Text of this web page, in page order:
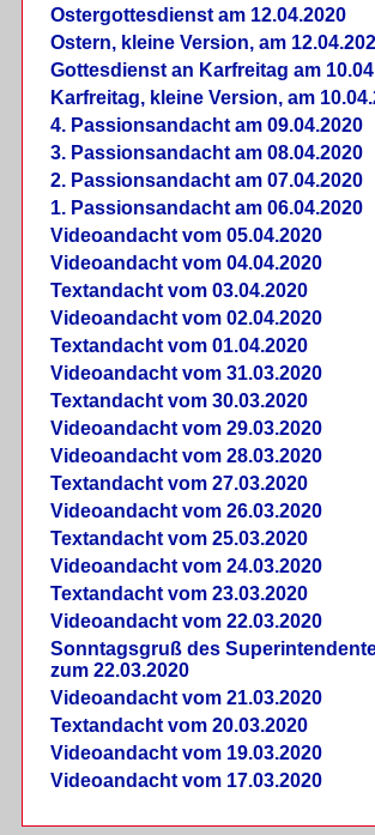
Ostergottesdienst am 12.04.2020
Ostern, kleine Version, am
Gottesdienst an Karfreitag am
Karfreitag, kleine Version, am
4. Passionsandacht am 09.04.2020
3. Passionsandacht am 08.04.2020
2. Passionsandacht am 07.04.2020
1. Passionsandacht am 06.04.2020
Videoandacht vom 05.04.2020
Videoandacht vom 04.04.2020
Textandacht vom 03.04.2020
Videoandacht vom 02.04.2020
Textandacht vom 01.04.2020
Videoandacht vom 31.03.2020
Textandacht vom 30.03.2020
Videoandacht vom 29.03.2020
Videoandacht vom 28.03.2020
Textandacht vom 27.03.2020
Videoandacht vom 26.03.2020
Textandacht vom 25.03.2020
Videoandacht vom 24.03.2020
Textandacht vom 23.03.2020
Videoandacht vom 22.03.2020
Sonntagsgruß des
zum 22.03.2020
Videoandacht vom 21.03.2020
Textandacht vom 20.03.2020
Videoandacht vom 19.03.2020
Videoandacht vom 17.03.2020